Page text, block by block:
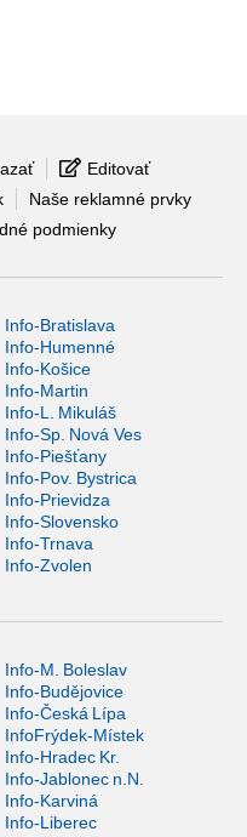
Editovať
Naše reklamné prvky
podmienky
Info-Bratislava
Info-Humenné
Info-Košice
Info-Martin
Info-L. Mikuláš
Info-Sp. Nová Ves
Info-Piešťany
Info-Pov. Bystrica
Info-Prievidza
Info-Slovensko
Info-Trnava
Info-Zvolen
Info-M. Boleslav
Info-Budějovice
Info-Česká Lípa
InfoFrýdek-Místek
Info-Hradec Kr.
Info-Jablonec n.N.
Info-Karviná
Info-Liberec